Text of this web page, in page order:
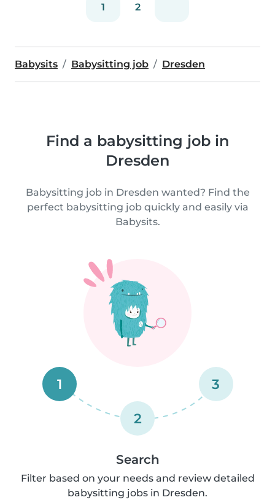
1 2
Babysits Babysitting job Dresden
Find a babysitting job in
Dresden
Babysitting job in Dresden wanted? Find the
perfect babysitting job quickly and easily via
Babysits.
1
2
3
Search
Filter based on your needs and review detailed
babysitting jobs in Dresden.